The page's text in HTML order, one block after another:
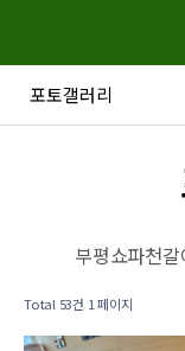
포토갤러리
부평쇼파천
Total 53건 1 페이지